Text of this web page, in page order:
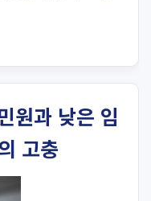
원과 낮은 임
고충